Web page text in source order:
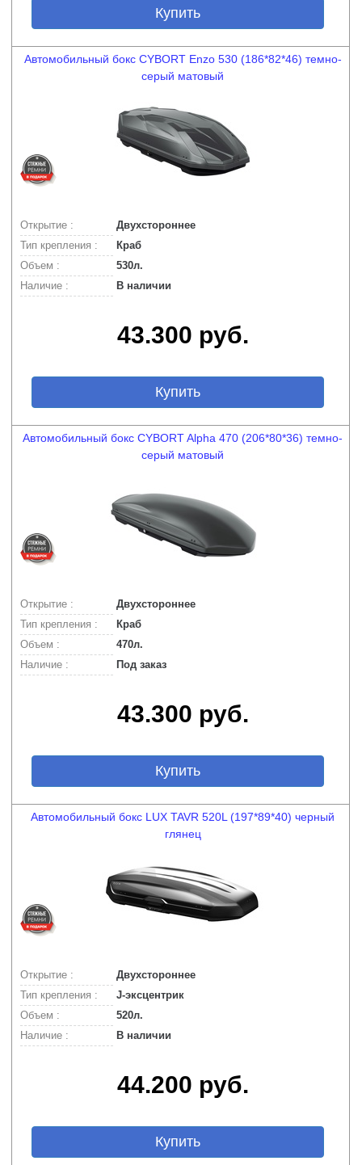
Купить
Автомобильный бокс CYBORT Enzo 530 (186*82*46) темно-
серый матовый
Открытие :
Двухстороннее
Тип крепления :
Краб
Объем :
530л.
Наличие :
В наличии
43.300 руб.
Купить
Автомобильный бокс CYBORT Alpha 470 (206*80*36) темно-
серый матовый
Открытие :
Двухстороннее
Тип крепления :
Краб
Объем :
470л.
Наличие :
Под заказ
43.300 руб.
Купить
Автомобильный бокс LUX TAVR 520L (197*89*40) черный
глянец
Открытие :
Двухстороннее
Тип крепления :
J-эксцентрик
Объем :
520л.
Наличие :
В наличии
44.200 руб.
Купить